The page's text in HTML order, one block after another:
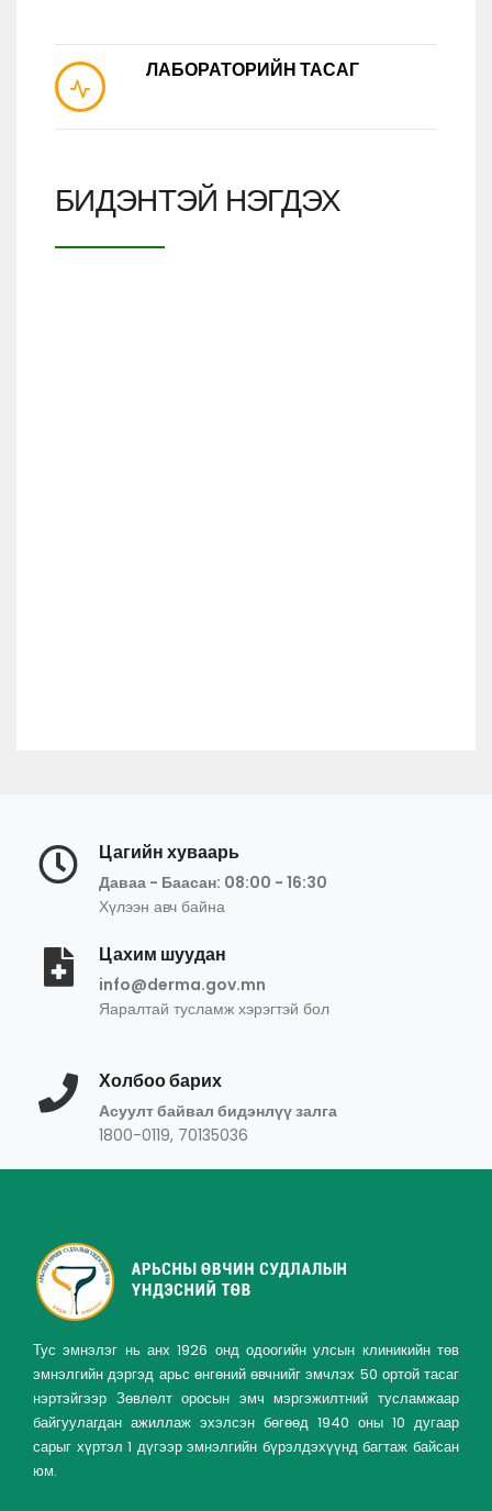
ЛАБОРАТОРИЙН ТАСАГ
БИДЭНТЭЙ НЭГДЭХ
Цагийн хуваарь
Даваа - Баасан: 08:00 - 16:30
Хүлээн авч байна
Цахим шуудан
info@derma.gov.mn
Яаралтай тусламж хэрэгтэй бол
Холбоо барих
Асуулт байвал бидэнлүү залга
1800-0119, 70135036
Тус эмнэлэг нь анх 1926 онд одоогийн улсын клиникийн төв
эмнэлгийн дэргэд арьс өнгөний өвчнийг эмчлэх 50 ортой тасаг
нэртэйгээр Зөвлөлт оросын эмч мэргэжилтний тусламжаар
байгуулагдан ажиллаж эхэлсэн бөгөөд 1940 оны 10 дугаар
сарыг хүртэл 1 дүгээр эмнэлгийн бүрэлдэхүүнд багтаж байсан
юм.